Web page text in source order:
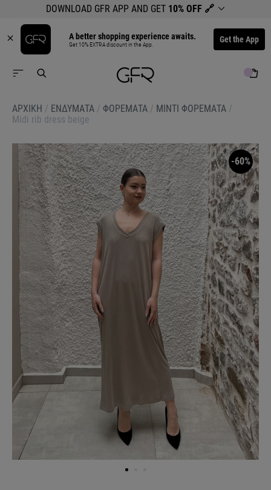
DOWNLOAD GFR APP AND GET 10% OFF 🔗
A better shopping experience awaits.
Get 10% EXTRA discount in the App. Get the App
ΑΡΧΙΚΉ / ΕΝΔΥΜΑΤΑ / ΦΟΡΕΜΑΤΑ / ΜΙΝΤΙ ΦΟΡΕΜΑΤΑ /
Midi rib dress beige
-60%